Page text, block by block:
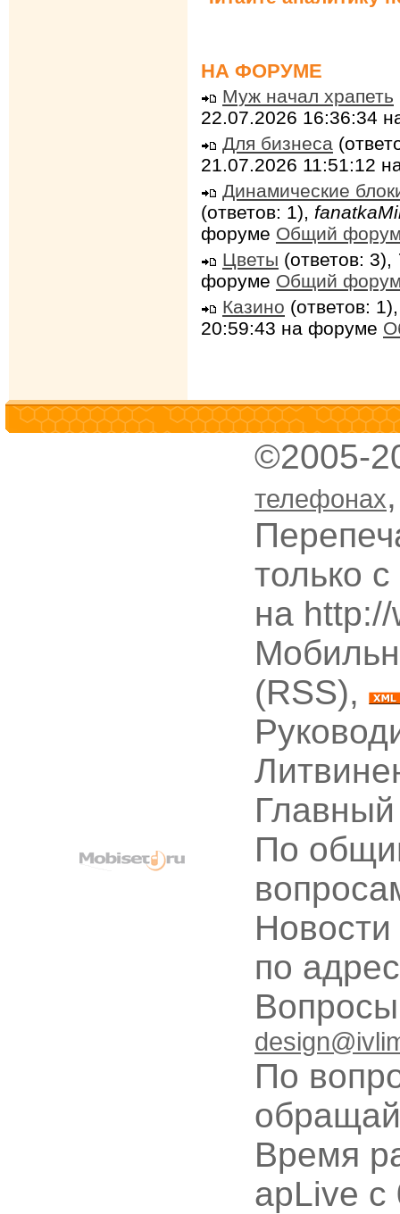
НА ФОРУМЕ
Муж начал храпеть
22.07.2026 16:36:34
Для бизнеса
21.07.2026 11:51:12
Динамические
(ответов: 1),
форуме Общий
Цветы (ответов: 3),
форуме Общий
Казино (ответов:
20:59:43 на форуме
©2005-
телефонах
только
на
(RSS),
По
по
По
Время
apLive c